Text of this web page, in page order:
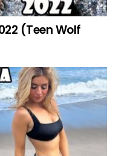
(Teen Wolf